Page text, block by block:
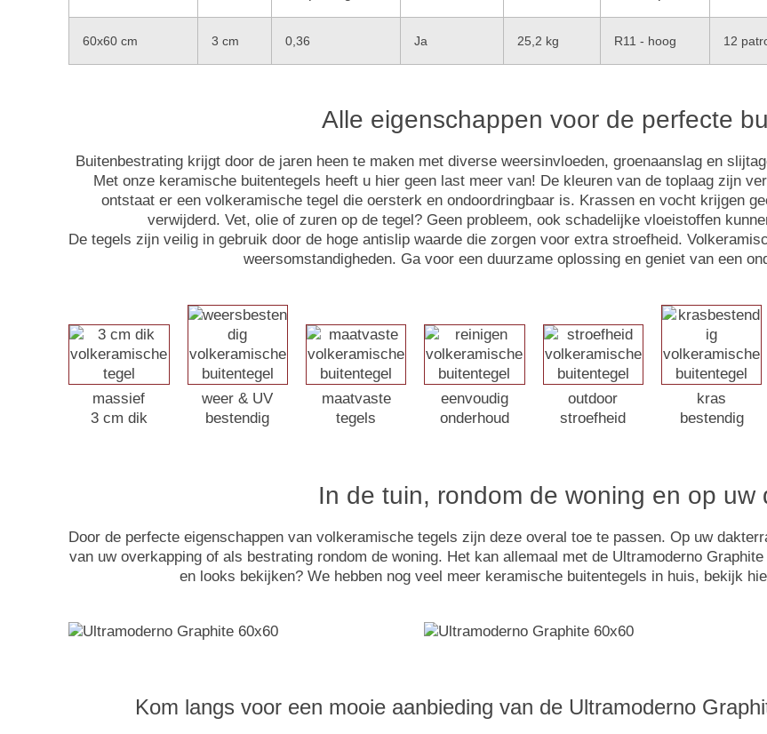
60x60 cm 3 cm 0,36 Ja 25,2 kg R11 - hoog 12
Alle eigenschappen voor de perfecte
Buitenbestrating krijgt door de jaren heen te maken met diverse weersinvloeden, groenaanslag en
Met onze keramische buitentegels heeft u hier geen last meer van! De kleuren van de toplaag zijn
ontstaat er een volkeramische tegel die oersterk en ondoordringbaar is. Krassen en vocht krijgen
verwijderd. Vet, olie of zuren op de tegel? Geen probleem, ook schadelijke vloeistoffen
De tegels zijn veilig in gebruik door de hoge antislip waarde die zorgen voor extra stroefheid.
weersomstandigheden. Ga voor een duurzame oplossing en geniet van een
massief
3 cm dik
weer & UV
bestendig
maatvaste
tegels
eenvoudig
onderhoud
outdoor
stroefheid
kras
bestendig
In de tuin, rondom de woning en op uw
Door de perfecte eigenschappen van volkeramische tegels zijn deze overal toe te passen. Op uw
van uw overkapping of als bestrating rondom de woning. Het kan allemaal met de Ultramoderno
en looks bekijken? We hebben nog veel meer keramische buitentegels in huis, bekijk
Kom langs voor een mooie aanbieding van de Ultramoderno